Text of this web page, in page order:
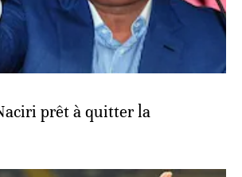
prêt à quitter la